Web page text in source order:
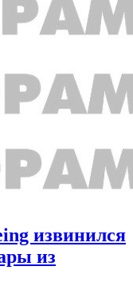
извинился
из